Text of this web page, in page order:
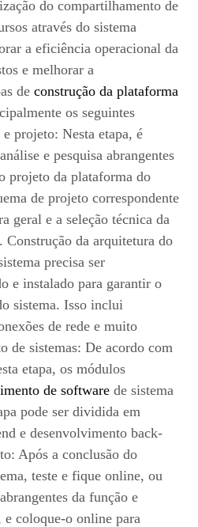
do compartilhamento de
através do sistema
a eficiência operacional da
e melhorar a
deconstrução da plataforma
os seguintes
projeto: Nesta etapa, é
e pesquisa abrangentes
projeto da plataforma do
de projeto correspondente
geral e a seleção técnica da
Construção da arquitetura do
precisa ser
e instalado para garantir o
sistema. Isso inclui
de rede e muito
de sistemas: De acordo com
etapa, os módulos
de software de sistema
pode ser dividida em
e desenvolvimento back-
Após a conclusão do
teste e fique online, ou
da função e
e coloque-o online para